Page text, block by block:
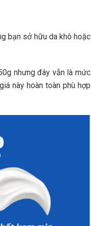
bạn sở hữu da khô hoặc
nhưng đây vẫn là mức
này hoàn toàn phù hợp